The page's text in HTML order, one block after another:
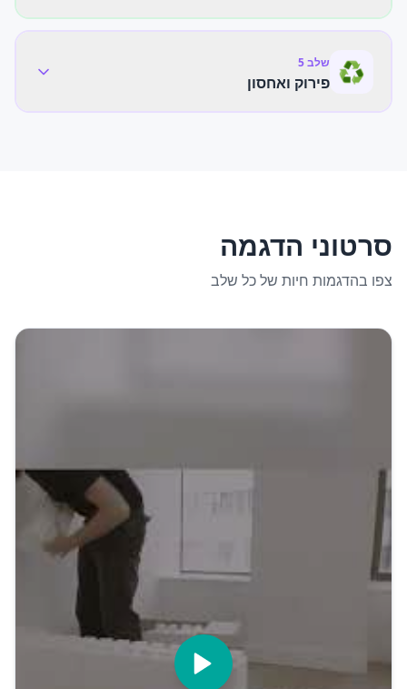
♻️ שלב5
פירוק ואחסון
סרטוני הדגמה
צפו בהדגמות חיות של כל שלב